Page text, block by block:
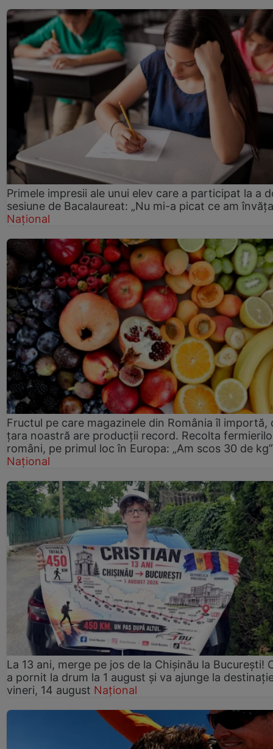
Primele impresii ale unui elev care a participat la a
sesiune de Bacalaureat: „Nu mi-a picat ce am
Național
Fructul pe care magazinele din România îl importă,
țara noastră are producții record. Recolta
români, pe primul loc în Europa: „Am scos 30 de kg”
Național
La 13 ani, merge pe jos de la Chişinău la Bucureşti!
a pornit la drum la 1 august şi va ajunge la
vineri, 14 august Național